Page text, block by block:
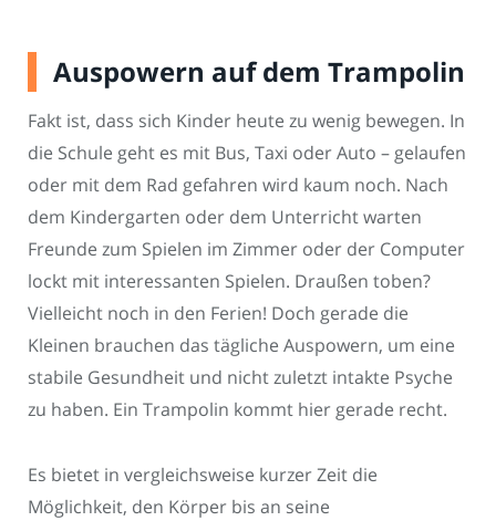
Auspowern auf dem Trampolin
Fakt ist, dass sich Kinder heute zu wenig bewegen. In
die Schule geht es mit Bus, Taxi oder Auto – gelaufen
oder mit dem Rad gefahren wird kaum noch. Nach
dem Kindergarten oder dem Unterricht warten
Freunde zum Spielen im Zimmer oder der Computer
lockt mit interessanten Spielen. Draußen toben?
Vielleicht noch in den Ferien! Doch gerade die
Kleinen brauchen das tägliche Auspowern, um eine
stabile Gesundheit und nicht zuletzt intakte Psyche
zu haben. Ein Trampolin kommt hier gerade recht.
Es bietet in vergleichsweise kurzer Zeit die
Möglichkeit, den Körper bis an seine